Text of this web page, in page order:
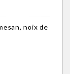
noix de